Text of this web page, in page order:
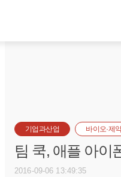
기업과산업 바이오·제
팀 쿡, 애플 아이
2016-09-06 13:49:35